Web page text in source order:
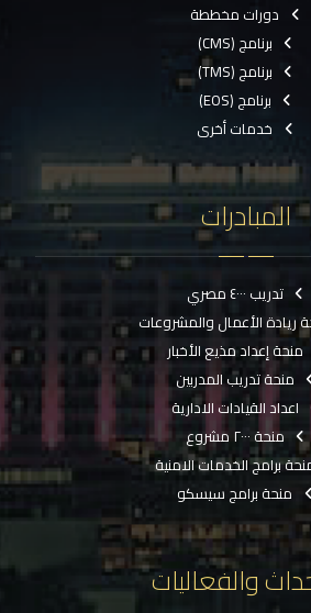
دورات مخططة
برنامج (CMS)
برنامج (TMS)
برنامج (EOS)
خدمات أخرى
المبادرات
تدريب ٤٠٠٠ مصري
ريادة الأعمال والمشروعات
منحة إعداد مذيع الأخبار
منحة تدريب المدربين
اعداد القيادات الادارية
منحة ٢٠٠٠ مشروع
برامج الخدمات الامنية
منحة برامج سيسكو
والفعاليات